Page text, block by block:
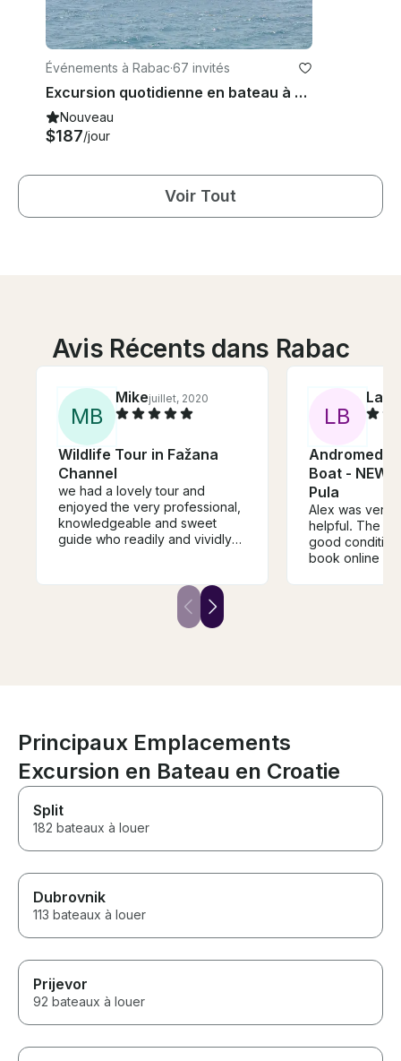
Événements à Rabac·67 invités
Excursion quotidienne en bateau à Rabac
Nouveau
$187/jour
Voir Tout
Avis Récents dans Rabac
MB
Mikejuillet, 2020
Wildlife Tour in Fažana
Channel
we had a lovely tour and
enjoyed the very professional,
knowledgeable and sweet
guide who readily and vividly
on general. the stay on the
island was great with superb
LB
Andromeda
Boat - NEW
Pula
Alex was very
helpful. The boat was in very
good condition. Was easy
book online
Principaux Emplacements
Excursion en Bateau en Croatie
Split
182 bateaux à louer
Dubrovnik
113 bateaux à louer
Prijevor
92 bateaux à louer